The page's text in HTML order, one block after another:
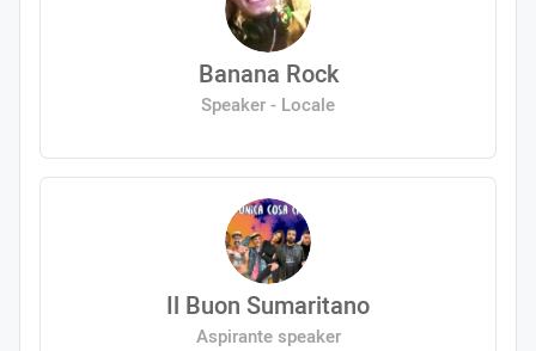
Banana Rock
Speaker - Locale
Il Buon Sumaritano
Aspirante speaker